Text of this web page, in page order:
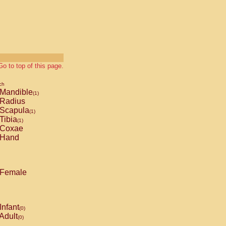
to top of this page.
Mandible(1)
Radius
Scapula(1)
Tibia(1)
Coxae
Hand
Female
Infant(0)
(0)